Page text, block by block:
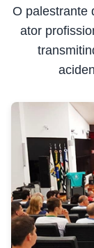
O palestrante
ator